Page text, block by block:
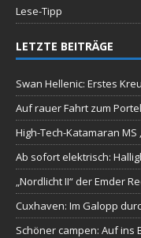
Lese-Tipp
LETZTE BEITRÄGE
Swan Hellenic: Erstes
Auf rauer Fahrt zum
High-Tech-Katamaran
Ab sofort elektrisch:
„Nordlicht II“ der Emder
Cuxhaven: Im Galopp
Schöner campen: Auf ins